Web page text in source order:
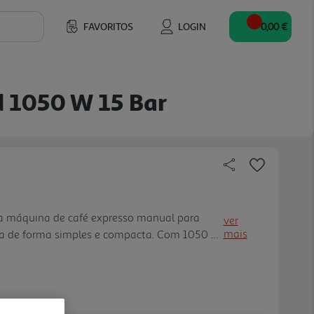
FAVORITOS LOGIN 0,00 €
W 15 Bar
máquina de café expresso manual para
de forma simples e compacta. Com 1050 W
recolhe-gotas amovível torna a
ver
mais